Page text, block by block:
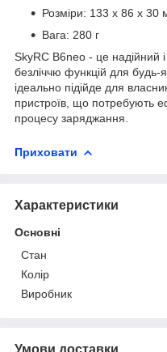
Розміри: 133 х 86 х 30
Вага: 280 г
SkyRC B6neo - це надійний
безліччю функцій для будь-
ідеально підійде для
пристроїв, що потребують
процесу заряджання.
Приховати
Характеристики
Основні
Стан
Колір
Виробник
Умови доставки